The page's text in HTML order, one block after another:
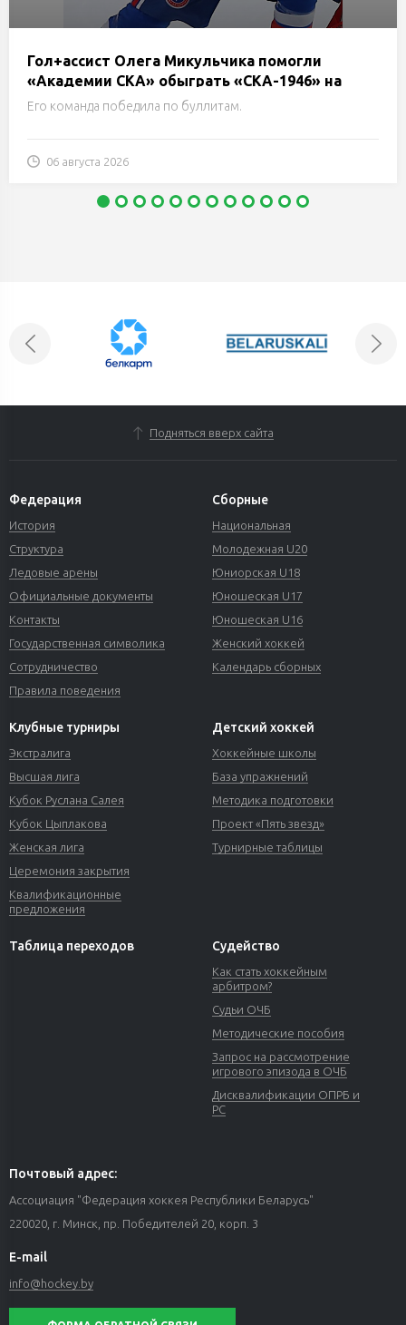
Гол+ассист Олега Микульчика помогли
«Академии СКА» обыграть «СКА-1946» на
турнире Н.Е.Маслова в Санкт-Петербурге
Его команда победила по буллитам.
06 августа 2026
Подняться вверх сайта
Федерация
История
Структура
Ледовые арены
Официальные документы
Контакты
Государственная символика
Сотрудничество
Правила поведения
Сборные
Национальная
Молодежная U20
Юниорская U18
Юношеская U17
Юношеская U16
Женский хоккей
Календарь сборных
Клубные турниры
Экстралига
Высшая лига
Кубок Руслана Салея
Кубок Цыплакова
Женская лига
Церемония закрытия
Квалификационные
предложения
Детский хоккей
Хоккейные школы
База упражнений
Методика подготовки
Проект «Пять звезд»
Турнирные таблицы
Таблица переходов Судейство
Как стать хоккейным
арбитром?
Судьи ОЧБ
Методические пособия
Запрос на рассмотрение
игрового эпизода в ОЧБ
Дисквалификации ОПРБ и
РС
Почтовый адрес:
Ассоциация "Федерация хоккея Республики Беларусь"
220020, г. Минск, пр. Победителей 20, корп. 3
E-mail
info@hockey.by